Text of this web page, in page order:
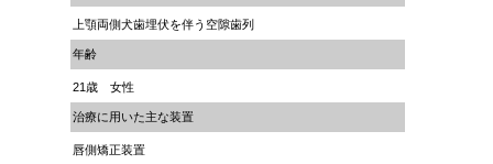
上顎両側犬歯埋伏を伴う空隙歯列
年齢
21歳 女性
治療に用いた主な装置
唇側矯正装置